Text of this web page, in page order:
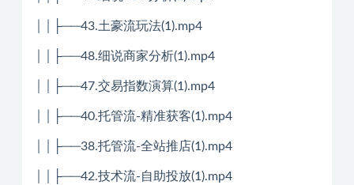
││├──43.土豪流玩法(1).mp4
││├──48.细说商家分析(1).mp4
││├──47.交易指数演算(1).mp4
││├──40.托管流-精准获客(1).mp4
││├──38.托管流-全站推店(1).mp4
││├──42.技术流-自助投放(1).mp4